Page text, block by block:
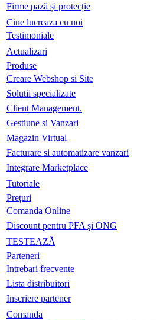
Firme pază și protecție
Cine lucreaza cu noi
Testimoniale
Actualizari
Produse
Creare Webshop si Site
Solutii specializate
Client Management.
Gestiune si Vanzari
Magazin Virtual
Facturare si automatizare vanzari
Integrare Marketplace
Tutoriale
Prețuri
Comanda Online
Discount pentru PFA și ONG
TESTEAZĂ
Parteneri
Intrebari frecvente
Lista distribuitori
Inscriere partener
Comanda